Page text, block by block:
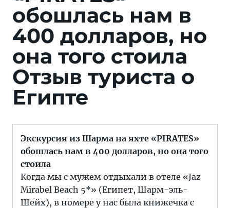
обошлась нам в
400 долларов, но
она того стоила
Отзыв туриста о
Египте
Экскурсия из Шарма на яхте «PIRATES»
обошлась нам в 400 долларов, но она того
стоила
Когда мы с мужем отдыхали в отеле «Jaz
Mirabel Beach 5*» (Египет, Шарм-эль-
Шейх), в номере у нас была книжечка с